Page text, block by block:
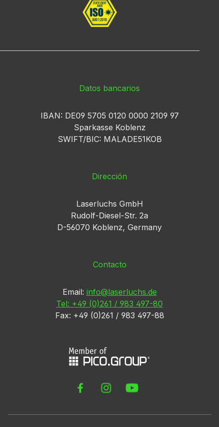
Datos bancarios
IBAN: DE09 5705 0120 0000 2109 97
Sparkasse Koblenz
SWIFT/BIC: MALADE51KOB
Dirección
Laserluchs GmbH
Rudolf-Diesel-Str. 2a
D-56070 Koblenz, Germany
Contacto
Email: info@laserluchs.de
Tel: +49 (0)261 / 983 497-80
Fax: +49 (0)261 / 983 497-88